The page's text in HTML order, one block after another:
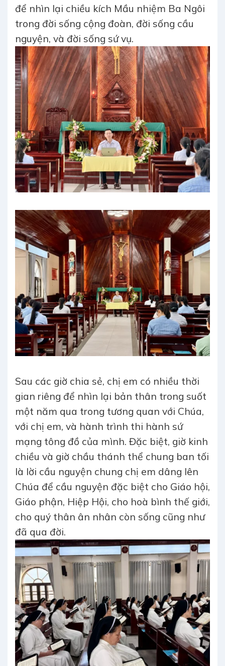
để nhìn lại chiều kích Mầu nhiệm Ba Ngôi
trong đời sống cộng đoàn, đời sống cầu
nguyện, và đời sống sứ vụ.
Sau các giờ chia sẻ, chị em có nhiều thời
gian riêng để nhìn lại bản thân trong suốt
một năm qua trong tương quan với Chúa,
với chị em, và hành trình thi hành sứ
mạng tông đồ của mình. Đặc biệt, giờ kinh
chiều và giờ chầu thánh thể chung ban tối
là lời cầu nguyện chung chị em dâng lên
Chúa để cầu nguyện đặc biệt cho Giáo hội,
Giáo phận, Hiệp Hội, cho hoà bình thế giới,
cho quý thân ân nhân còn sống cũng như
đã qua đời.